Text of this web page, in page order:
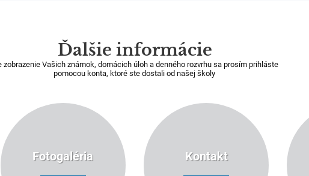
Ďalšie informácie
zobrazenie Vašich známok, domácich úloh a denného rozvrhu sa prosím prihláste
pomocou konta, ktoré ste dostali od našej školy
Fotogaléria Kontakt